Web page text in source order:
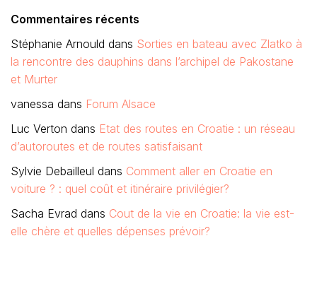
Commentaires récents
Stéphanie Arnould dans Sorties en bateau avec Zlatko à
la rencontre des dauphins dans l’archipel de Pakostane
et Murter
vanessa dans Forum Alsace
Luc Verton dans Etat des routes en Croatie : un réseau
d’autoroutes et de routes satisfaisant
Sylvie Debailleul dans Comment aller en Croatie en
voiture ? : quel coût et itinéraire privilégier?
Sacha Evrad dans Cout de la vie en Croatie: la vie est-
elle chère et quelles dépenses prévoir?